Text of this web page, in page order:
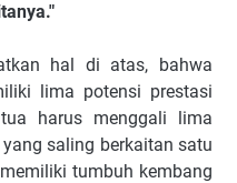
hal di atas, bahwa
lima potensi prestasi
harus menggali lima
saling berkaitan satu
tumbuh kembang